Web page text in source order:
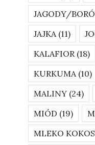
JAGODY/
JAJKA(11)
KALAFIOR (18)
KURKUMA(10)
MALINY (24)
MIÓD (19)
MLEKO